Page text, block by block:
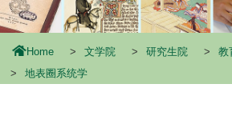
Home 文学院 研究生院
教
地表圈系统学